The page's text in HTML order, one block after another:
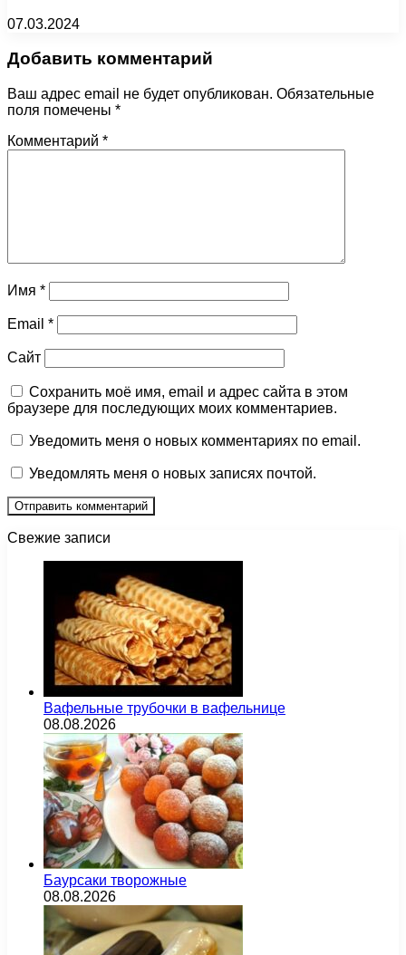
07.03.2024
Добавить комментарий
Ваш адрес email не будет опубликован. Обязательные
поля помечены *
Комментарий *
Имя *
Email *
Сайт
Сохранить моё имя, email и адрес сайта в этом
браузере для последующих моих комментариев.
Уведомить меня о новых комментариях по email.
Уведомлять меня о новых записях почтой.
Свежие записи
Вафельные трубочки в вафельнице
08.08.2026
Баурсаки творожные
08.08.2026